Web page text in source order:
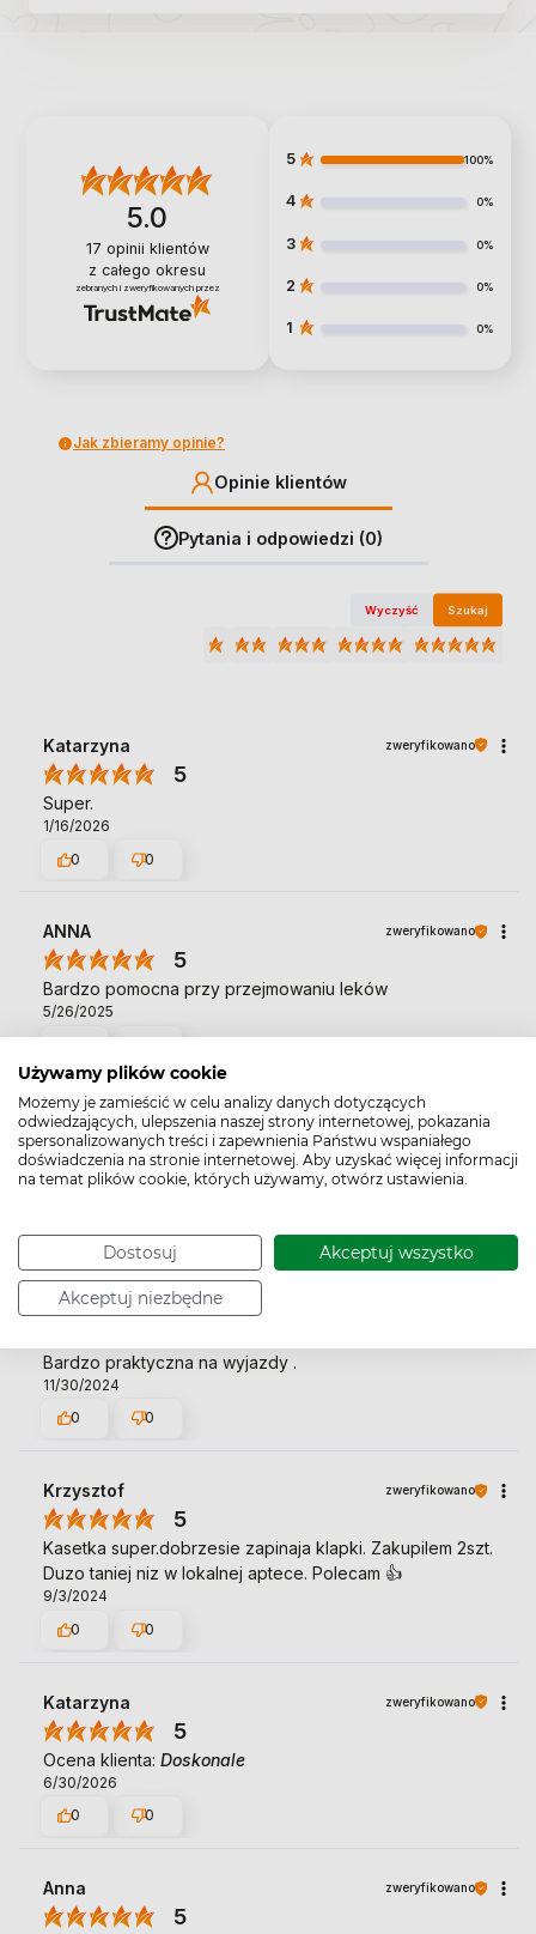
Używamy plików cookie
Możemy je zamieścić w celu analizy danych dotyczących
odwiedzających, ulepszenia naszej strony internetowej, pokazania
spersonalizowanych treści i zapewnienia Państwu wspaniałego
doświadczenia na stronie internetowej. Aby uzyskać więcej informacji
na temat plików cookie, których używamy, otwórz ustawienia.
Dostosuj Akceptuj wszystko
Akceptuj niezbędne
5.0
17 opinii klientów
z całego okresu
zebranych i zweryfikowanych przez
5 100%
4 0%
3 0%
2 0%
1 0%
Jak zbieramy opinie?
Opinie klientów
Pytania i odpowiedzi (0)
Wyczyść Szukaj
Katarzyna zweryfikowano
5
Super.
1/16/2026
0
0
ANNA zweryfikowano
5
Bardzo pomocna przy przejmowaniu leków
5/26/2025
Sylwia zweryfikowano
5
💯praktyczne i przydatne
0
0
Marek
Bardzo praktyczna na wyjazdy .
11/30/2024
0
0
Krzysztof zweryfikowano
5
Kasetka super.dobrzesie zapinaja klapki. Zakupilem 2szt.
Duzo taniej niz w lokalnej aptece. Polecam 👍️
9/3/2024
0
0
Katarzyna zweryfikowano
5
Ocena klienta: Doskonale
6/30/2026
0
0
Anna zweryfikowano
5